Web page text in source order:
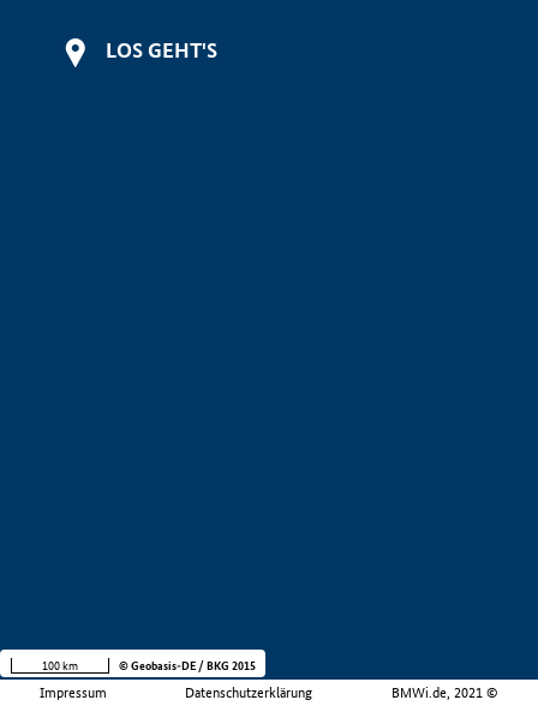
LOS GEHT'S
Impressum Datenschutzerklärung BMWi.de, 2021 ©
100 km © Geobasis-DE / BKG 2015